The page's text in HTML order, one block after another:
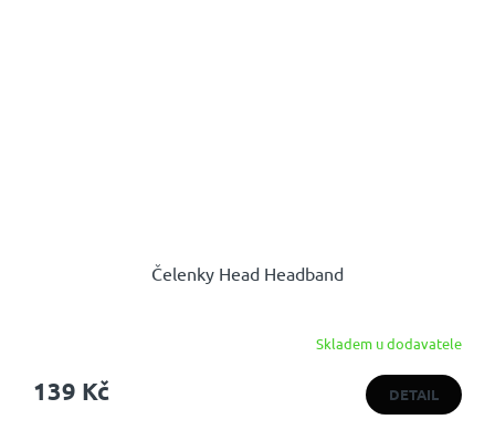
Čelenky Head Headband
Skladem u dodavatele
139 Kč DETAIL